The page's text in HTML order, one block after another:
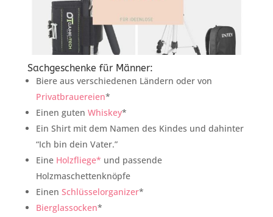
Sachgeschenke für Männer:
Biere aus verschiedenen Ländern oder von
Privatbrauereien*
Einen guten Whiskey*
Ein Shirt mit dem Namen des Kindes und dahinter
“Ich bin dein Vater.”
Eine Holzfliege* und passende
Holzmaschettenknöpfe
Einen Schlüsselorganizer*
Bierglassocken*